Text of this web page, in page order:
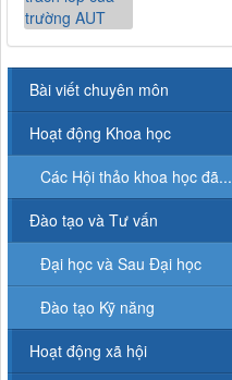
Bài viết chuyên môn
Hoạt động Khoa học
Các Hội thảo khoa học đã...
Đào tạo và Tư vấn
Đại học và Sau Đại học
Đào tạo Kỹ năng
Hoạt động xã hội